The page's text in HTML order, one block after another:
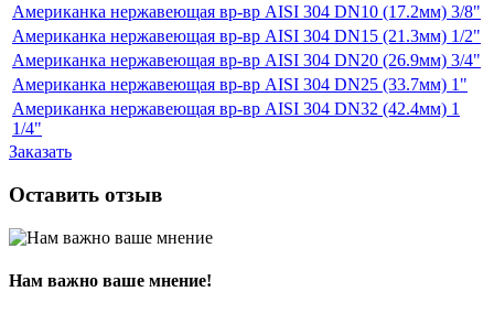
Американка нержавеющая вр-вр AISI 304 DN10 (17.2мм) 3/8"
Американка нержавеющая вр-вр AISI 304 DN15 (21.3мм) 1/2"
Американка нержавеющая вр-вр AISI 304 DN20 (26.9мм) 3/4"
Американка нержавеющая вр-вр AISI 304 DN25 (33.7мм) 1"
Американка нержавеющая вр-вр AISI 304 DN32 (42.4мм) 1
1/4"
Заказать
Оставить отзыв
Нам важно ваше мнение!